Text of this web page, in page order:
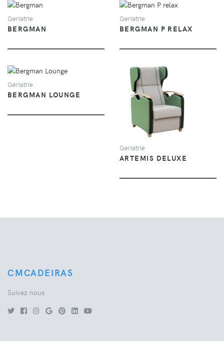
Geriatrie
BERGMAN
VUE
Geriatrie
BERGMAN P RELAX
VUE
Geriatrie
BERGMAN LOUNGE
Geriatrie
ARTEMIS DELUXE
CMCADEIRAS
Suivez nous